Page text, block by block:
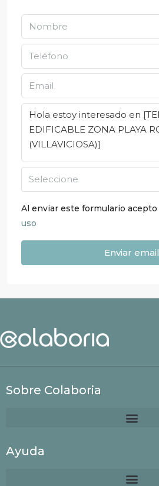
Seleccione
Al enviar este formulario acepto
uso
Enviar email
Sobre Colaboria
Ayuda